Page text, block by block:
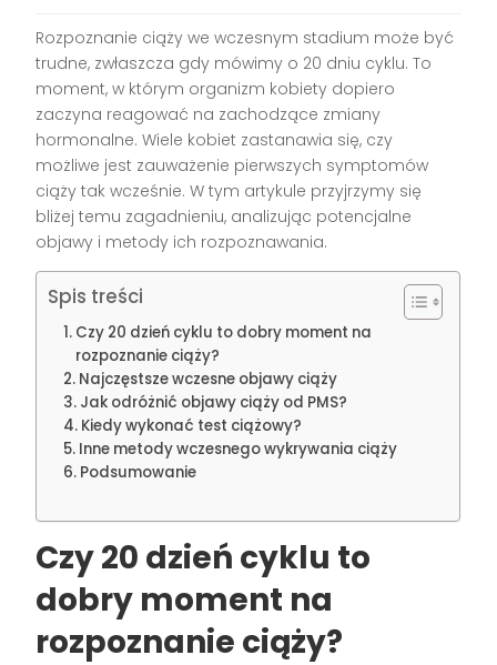
Rozpoznanie ciąży we wczesnym stadium może być
trudne, zwłaszcza gdy mówimy o 20 dniu cyklu. To
moment, w którym organizm kobiety dopiero
zaczyna reagować na zachodzące zmiany
hormonalne. Wiele kobiet zastanawia się, czy
możliwe jest zauważenie pierwszych symptomów
ciąży tak wcześnie. W tym artykule przyjrzymy się
bliżej temu zagadnieniu, analizując potencjalne
objawy i metody ich rozpoznawania.
Spis treści
Czy 20 dzień cyklu to dobry moment na
rozpoznanie ciąży?
Najczęstsze wczesne objawy ciąży
Jak odróżnić objawy ciąży od PMS?
Kiedy wykonać test ciążowy?
Inne metody wczesnego wykrywania ciąży
Podsumowanie
Czy 20 dzień cyklu to
dobry moment na
rozpoznanie ciąży?